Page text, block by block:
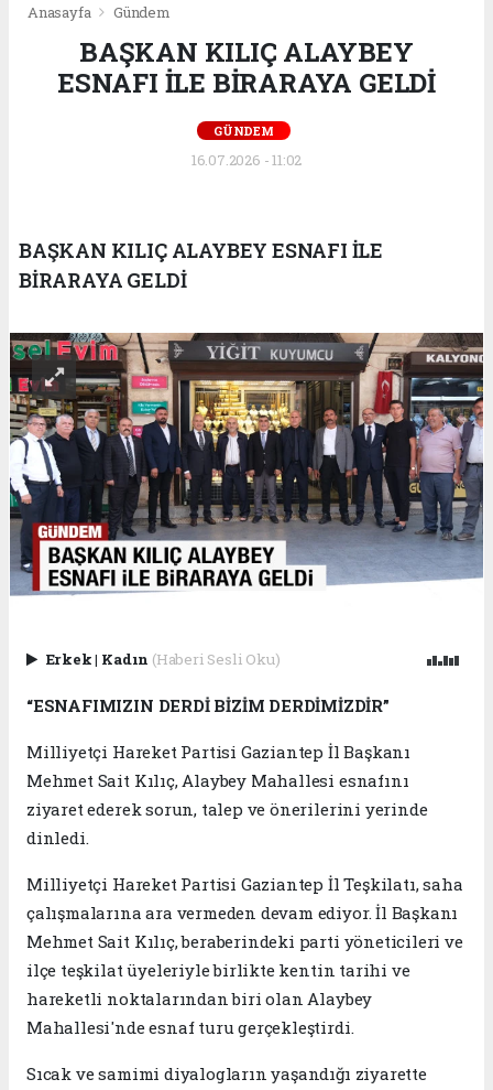
Anasayfa Gündem
BAŞKAN KILIÇ ALAYBEY
ESNAFI İLE BİRARAYA GELDİ
GÜNDEM
16.07.2026 - 11:02
BAŞKAN KILIÇ ALAYBEY ESNAFI İLE
BİRARAYA GELDİ
Erkek| Kadın (Haberi Sesli Oku)
“ESNAFIMIZIN DERDİ BİZİM DERDİMİZDİR”
Milliyetçi Hareket Partisi Gaziantep İl Başkanı
Mehmet Sait Kılıç, Alaybey Mahallesi esnafını
ziyaret ederek sorun, talep ve önerilerini yerinde
dinledi.
Milliyetçi Hareket Partisi Gaziantep İl Teşkilatı, saha
çalışmalarına ara vermeden devam ediyor. İl Başkanı
Mehmet Sait Kılıç, beraberindeki parti yöneticileri ve
ilçe teşkilat üyeleriyle birlikte kentin tarihi ve
hareketli noktalarından biri olan Alaybey
Mahallesi'nde esnaf turu gerçekleştirdi.
Sıcak ve samimi diyalogların yaşandığı ziyarette